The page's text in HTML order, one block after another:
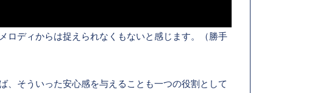
ロディからは捉えられなくもないと感じます。（勝手
、そういった安心感を与えることも一つの役割として